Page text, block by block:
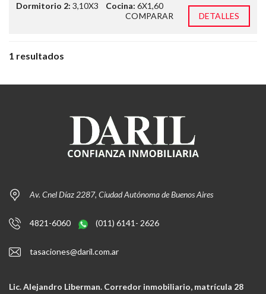
Dormitorio 2: 3,10X3 Cocina: 6X1,60
COMPARAR
DETALLES
1 resultados
Av. Cnel Díaz 2287, Ciudad Autónoma de Buenos Aires
4821-6060 (011) 6141- 2626
tasaciones@daril.com.ar
Lic. Alejandro Liberman. Corredor inmobiliario, matrícula 28